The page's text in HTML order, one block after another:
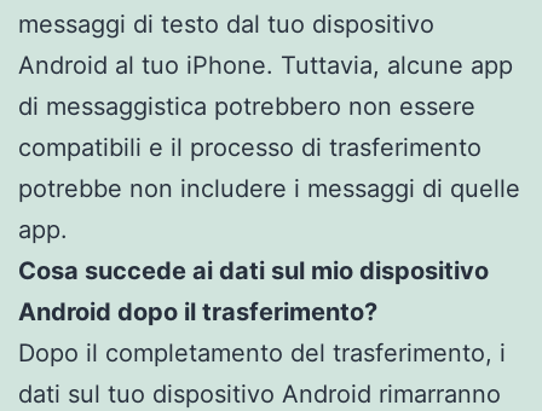
messaggi di testo dal tuo dispositivo
Android al tuo iPhone. Tuttavia, alcune app
di messaggistica potrebbero non essere
compatibili e il processo di trasferimento
potrebbe non includere i messaggi di quelle
app.
Cosa succede ai dati sul mio dispositivo
Android dopo il trasferimento?
Dopo il completamento del trasferimento, i
dati sul tuo dispositivo Android rimarranno